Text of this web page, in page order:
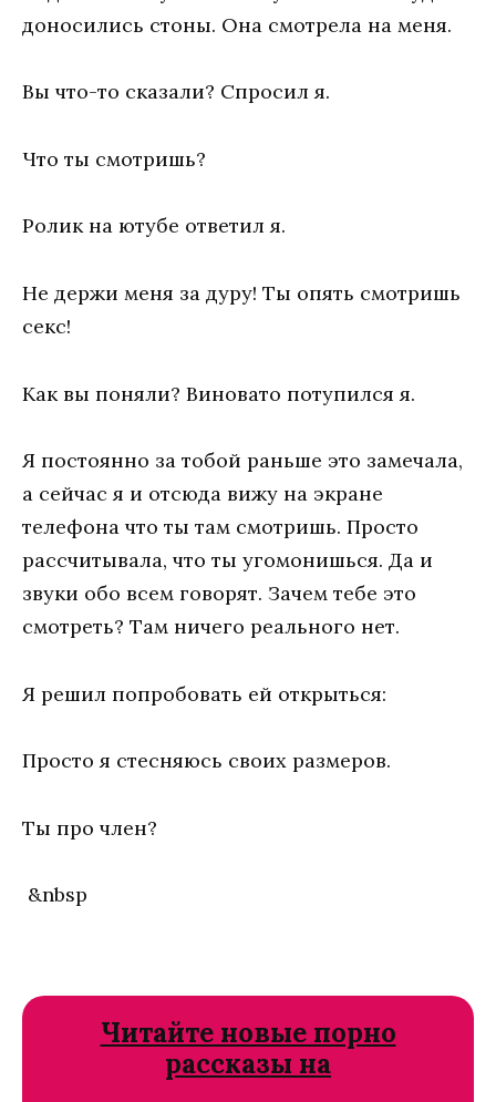
доносились стоны. Она смотрела на меня.
Вы что-то сказали? Спросил я.
Что ты смотришь?
Ролик на ютубе ответил я.
Не держи меня за дуру! Ты опять смотришь
секс!
Как вы поняли? Виновато потупился я.
Я постоянно за тобой раньше это замечала,
а сейчас я и отсюда вижу на экране
телефона что ты там смотришь. Просто
рассчитывала, что ты угомонишься. Да и
звуки обо всем говорят. Зачем тебе это
смотреть? Там ничего реального нет.
Я решил попробовать ей открыться:
Просто я стесняюсь своих размеров.
Ты про член?
&nbsp
Читайте новые порно
рассказы на